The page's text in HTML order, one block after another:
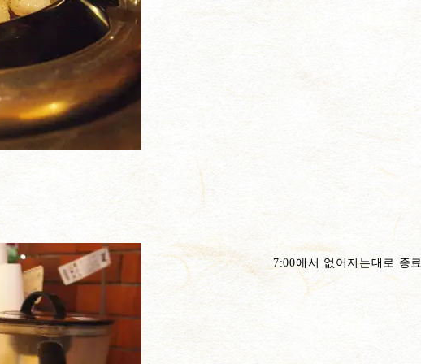
7:00에서 없어지는대로 종